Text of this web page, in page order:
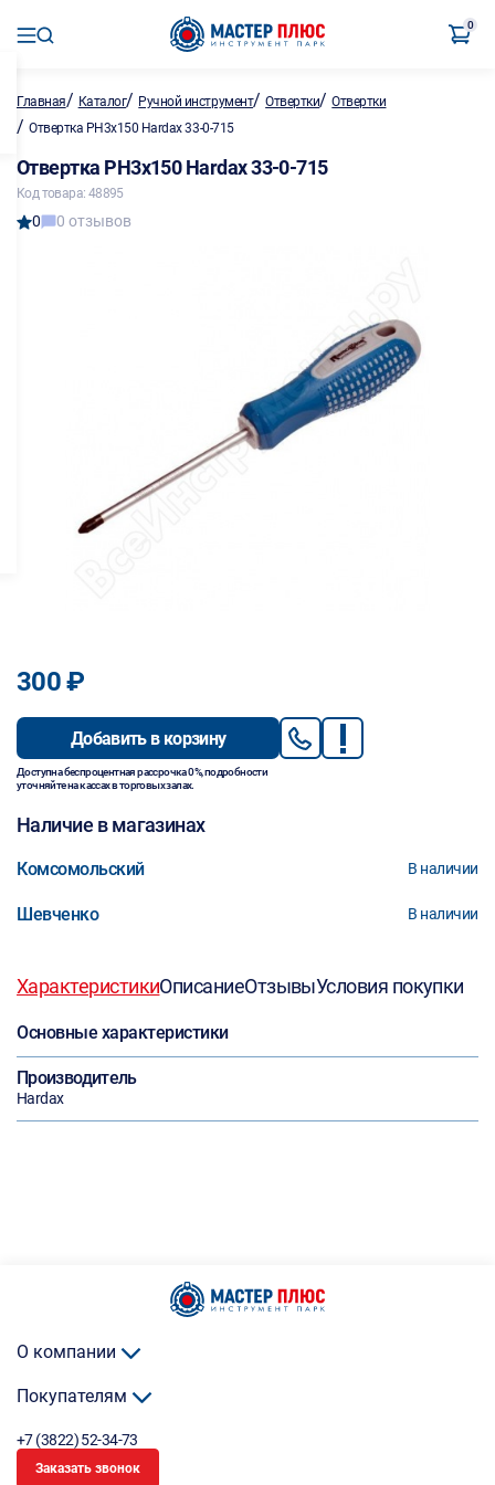
0
Главная/ Каталог/ Ручной инструмент/Отвертки/Отвертки
/ Отвертка PH3x150 Hardax 33-0-715
Отвертка PH3x150 Hardax 33-0-715
Код товара: 48895
0 0 отзывов
300 ₽
Добавить в корзину
Доступна беспроцентная рассрочка 0%, подробности
уточняйте на кассах в торговых залах.
Наличие в магазинах
Комсомольский В наличии
Шевченко В наличии
ХарактеристикиОписаниеОтзывыУсловия покупки
Основные характеристики
Производитель
Hardax
О компании
Покупателям
+7 (3822) 52-34-73
Заказать звонок